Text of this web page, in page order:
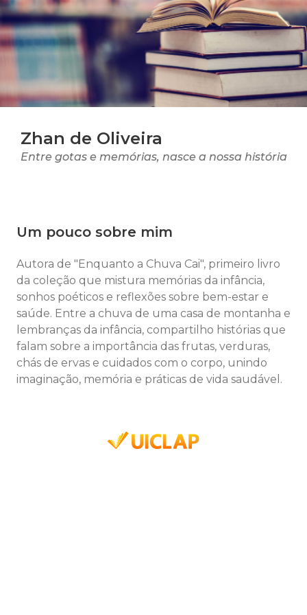
Zhan de Oliveira
Entre gotas e memórias, nasce a nossa história
Um pouco sobre mim
Autora de "Enquanto a Chuva Cai", primeiro livro
da coleção que mistura memórias da infância,
sonhos poéticos e reflexões sobre bem-estar e
saúde. Entre a chuva de uma casa de montanha e
lembranças da infância, compartilho histórias que
falam sobre a importância das frutas, verduras,
chás de ervas e cuidados com o corpo, unindo
imaginação, memória e práticas de vida saudável.